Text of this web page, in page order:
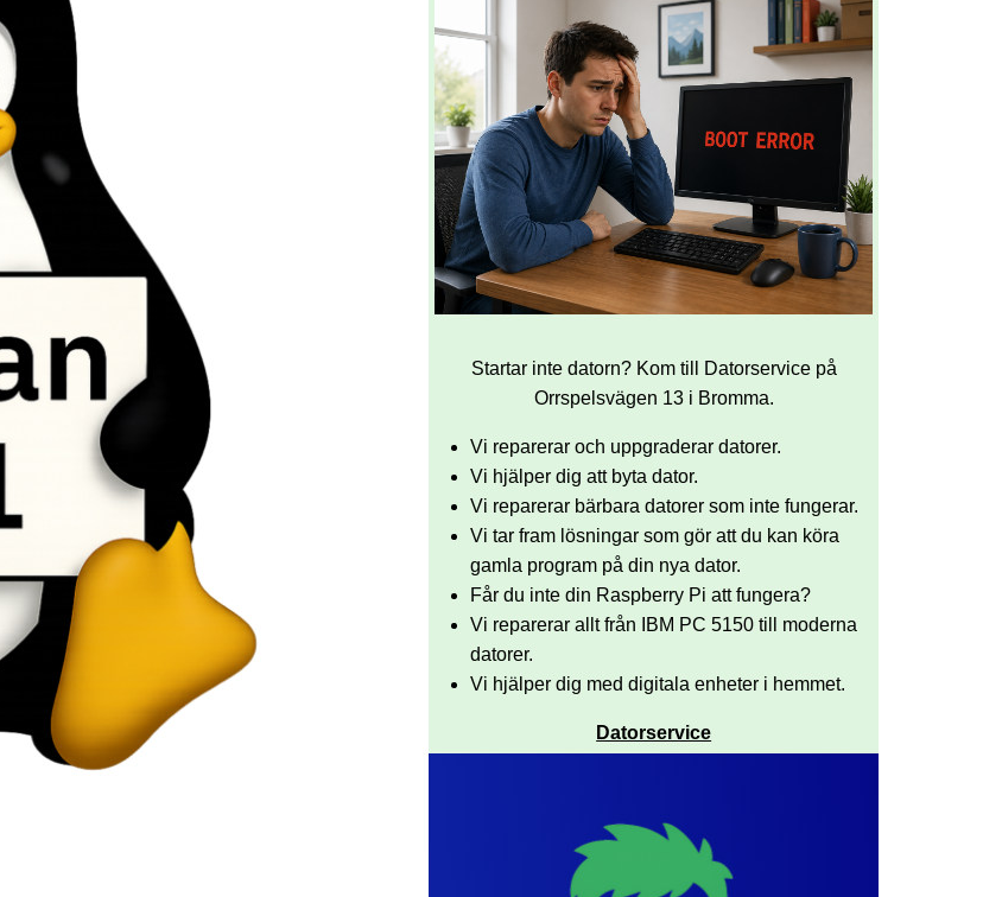
Startar inte datorn? Kom till Datorservice på
Orrspelsvägen 13 i Bromma.
Vi reparerar och uppgraderar datorer.
Vi hjälper dig att byta dator.
Vi reparerar bärbara datorer som inte fungerar.
Vi tar fram lösningar som gör att du kan köra
gamla program på din nya dator.
Får du inte din Raspberry Pi att fungera?
Vi reparerar allt från IBM PC 5150 till moderna
datorer.
Vi hjälper dig med digitala enheter i hemmet.
Datorservice